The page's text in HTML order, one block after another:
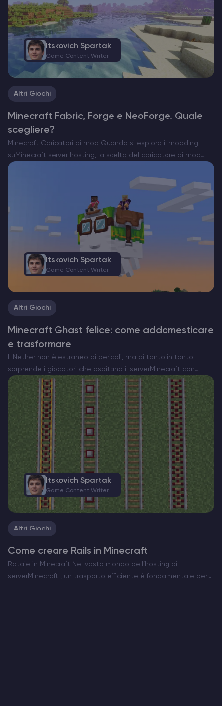
Altri Giochi
Minecraft Fabric, Forge e NeoForge. Quale
scegliere?
Minecraft Caricatori di mod Quando si esplora il modding
suMinecraft server hosting, la scelta del caricatore di mod
giusto è essenziale. Attualmente esistono tre opzioni
importanti: Forge, Fabric e il recente NeoForge. Ognuno di
Itskovich Spartak
Game Content Writer
Altri Giochi
Minecraft Ghast felice: come addomesticare
e trasformare
Il Nether non è estraneo ai pericoli, ma di tanto in tanto
sorprende i giocatori che ospitano il serverMinecraft con
qualcosa di insolitamente commovente. Ecco l’Happy Ghast,
una versione rara e pacifica della minaccia volante…
Itskovich Spartak
Game Content Writer
Altri Giochi
Come creare Rails in Minecraft
Rotaie in Minecraft Nel vasto mondo dell’hosting di
serverMinecraft , un trasporto efficiente è fondamentale per
Itskovich Spartak
Game Content Writer